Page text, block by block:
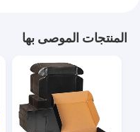
المنتجات الموصى بها